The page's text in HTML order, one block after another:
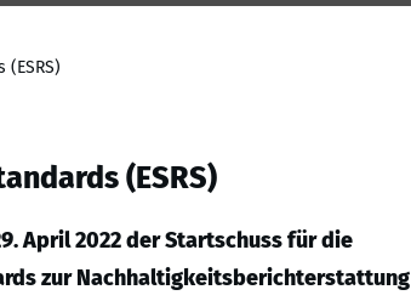
(ESRS)
April 2022 der Startschuss für die
zur Nachhaltigkeitsberichterstattung